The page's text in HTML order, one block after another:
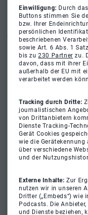
Einwilligung: Durch
Buttons stimmen Sie
bzw. Ihrer
persönlichen
beschriebenen
sowie Art. 6 Abs. 1
bis zu230 Partner zu.
davon, dass mit ihrer
außerhalb der EU mit
verarbeitet werden
Tracking durch Dritte:
journalistischen
von Drittanbietern
Dienste Tracking-
Gerät Cookies
wie die
über verschiedene
und der
Externe Inhalte:Zur
nutzen wir in unseren
Dritter („Embeds“) wie
Podcasts. Die
und Dienste beziehen,